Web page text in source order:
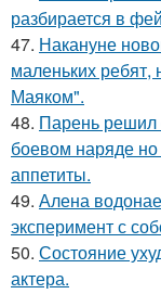
разбирается в
47. Накануне
маленьких
Маяком".
48. Парень решил
боевом наряде
аппетиты.
49. Алена
эксперимент с
50. Состояние
актера.